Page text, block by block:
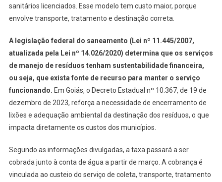
sanitários licenciados. Esse modelo tem custo maior, porque
envolve transporte, tratamento e destinação correta.
A legislação federal do saneamento (Lei nº 11.445/2007,
atualizada pela Lei nº 14.026/2020) determina que os serviços
de manejo de resíduos tenham sustentabilidade financeira,
ou seja, que exista fonte de recurso para manter o serviço
funcionando. Em Goiás, o Decreto Estadual nº 10.367, de 19 de
dezembro de 2023, reforça a necessidade de encerramento de
lixões e adequação ambiental da destinação dos resíduos, o que
impacta diretamente os custos dos municípios.
Segundo as informações divulgadas, a taxa passará a ser
cobrada junto à conta de água a partir de março. A cobrança é
vinculada ao custeio do serviço de coleta, transporte, tratamento